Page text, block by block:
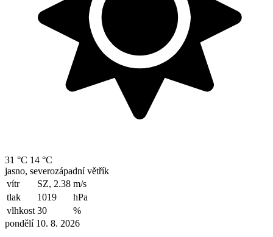
31 °C 14 °C
jasno, severozápadní větřík
vítr
SZ, 2.38 m/s
tlak
1019
hPa
vlhkost 30
%
pondělí 10. 8. 2026